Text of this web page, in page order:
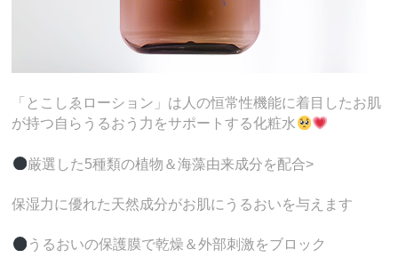
「とこしゑローション」は人の恒常性機能に着目したお肌
が持つ自らうるおう力をサポートする化粧水
厳選した5種類の植物＆海藻由来成分を配合>
保湿力に優れた天然成分がお肌にうるおいを与えます
うるおいの保護膜で乾燥＆外部刺激をブロック